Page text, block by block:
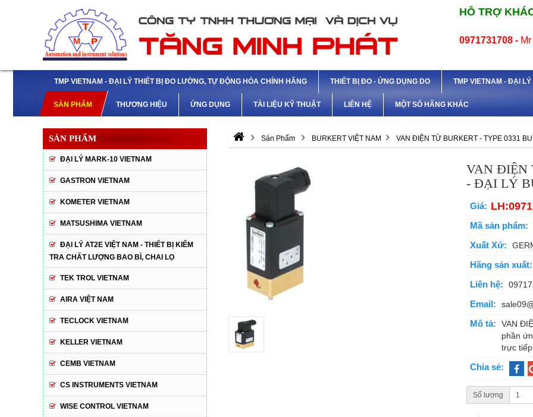
HỖ TRỢ
0971731708 - Mr
TMP VIETNAM - ĐẠI LÝ THIẾT BỊ ĐO LƯỜNG, TỰ ĐỘNG HÓA CHÍNH HÃNG THIẾT BỊ ĐO - ỨNG DỤNG DO TMP VIETNAM - ĐẠI
SẢN PHẨM THƯƠNG HIỆU ỨNG DỤNG TÀI LIỆU KỸ THUẬT LIÊN HỆ MỘT SỐ HÃNG KHÁC
Sản Phẩm BURKERT VIỆT NAM VAN ĐIỆN TỪ BURKERT - TYPE 0331
VAN ĐIỆN
- ĐẠI LÝ
Giá:
Mã sản phẩm:
Xuất Xứ:
Hãng sản xuất:
Liên hệ:
Email:
Mô tả:
VAN
phần
trực tiếp
Chia sẻ:
Số lượng
SẢN PHẨM
ĐẠI LÝ MARK-10 VIETNAM
GASTRON VIETNAM
KOMETER VIETNAM
MATSUSHIMA VIETNAM
ĐẠI LÝ AT2E VIỆT NAM - THIẾT BỊ KIỂM
TRA CHẤT LƯỢNG BAO BÌ, CHAI LỌ
TEK TROL VIETNAM
AIRA VIỆT NAM
TECLOCK VIETNAM
KELLER VIETNAM
CEMB VIETNAM
CS INSTRUMENTS VIETNAM
WISE CONTROL VIETNAM